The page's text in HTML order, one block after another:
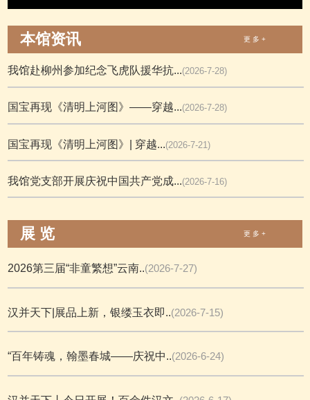
本馆资讯 更 多 +
我馆赴柳州参加纪念飞虎队援华抗...(2026-7-28)
国宝再现《清明上河图》——穿越...(2026-7-28)
国宝再现《清明上河图》| 穿越...(2026-7-21)
我馆党支部开展庆祝中国共产党成...(2026-7-16)
展 览 更 多 +
2026第三届“非童繁想”云南..(2026-7-27)
汉并天下|展品上新，银缕玉衣即..(2026-7-15)
“百年铸魂，翰墨春城——庆祝中..(2026-6-24)